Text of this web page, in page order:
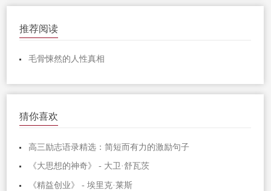
推荐阅读
毛骨悚然的人性真相
猜你喜欢
高三励志语录精选：简短而有力的激励句子
《大思想的神奇》 - 大卫·舒瓦茨
《精益创业》 - 埃里克·莱斯